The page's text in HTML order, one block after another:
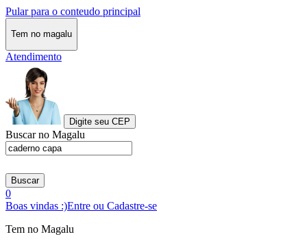
Pular para o conteudo principal
Tem no magalu
Atendimento
Digite seu CEP
Buscar no Magalu
Buscar
0
Boas vindas :)Entre ou Cadastre-se
Tem no Magalu